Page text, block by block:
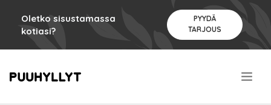
Oletko sisustamassa
kotiasi?
PYYDÄ
TARJOUS